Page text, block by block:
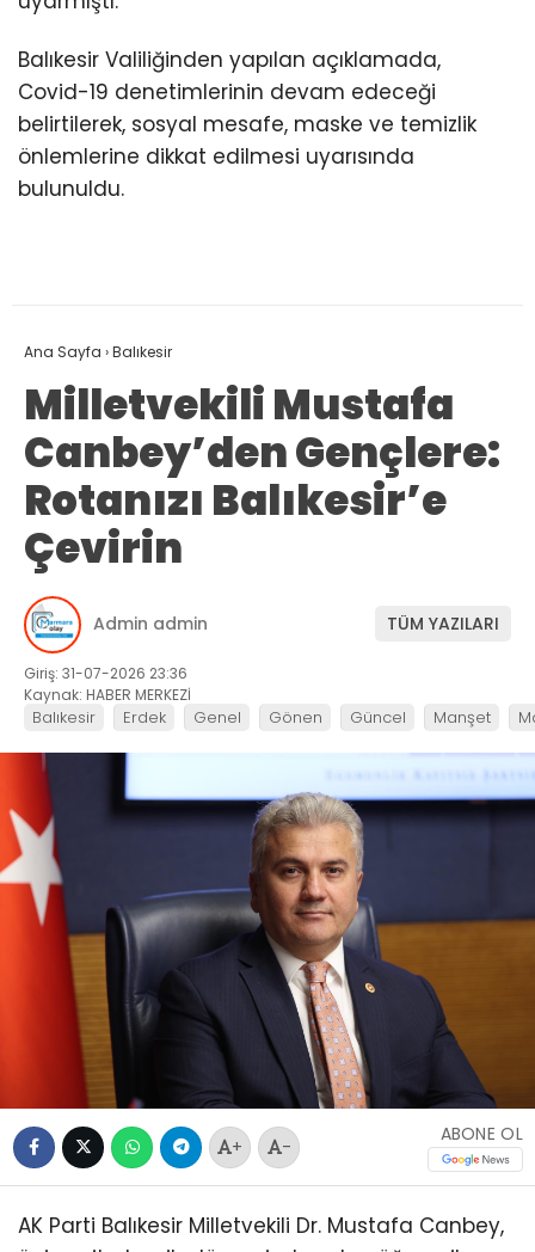
Balıkesir Valiliğinden yapılan açıklamada,
Covid-19 denetimlerinin devam edeceği
belirtilerek, sosyal mesafe, maske ve temizlik
önlemlerine dikkat edilmesi uyarısında
bulunuldu.
Ana Sayfa ›Balıkesir
Milletvekili Mustafa
Canbey’den Gençlere:
Rotanızı Balıkesir’e
Çevirin
Admin admin TÜM YAZILARI
Giriş: 31-07-2026 23:36
Kaynak: HABER MERKEZİ
Balıkesir Erdek Genel Gönen Güncel Manşet
+ -
ABONE OL
AK Parti Balıkesir Milletvekili Dr. Mustafa Canbey,